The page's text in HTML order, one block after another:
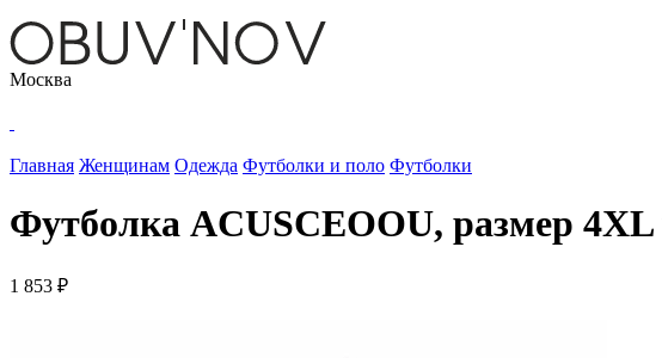
Москва
Главная Женщинам Одежда Футболки и поло Футболки
Футболка ACUSCEOOU, размер
1 853 ₽